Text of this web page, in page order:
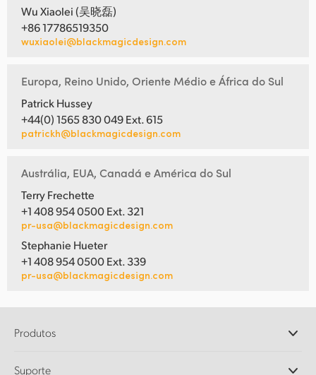
Wu Xiaolei (吴晓磊)
+86 17786519350
wuxiaolei@blackmagicdesign.com
Europa, Reino Unido, Oriente Médio e África do Sul
Patrick Hussey
+44(0) 1565 830 049 Ext. 615
patrickh@blackmagicdesign.com
Austrália, EUA, Canadá e América do Sul
Terry Frechette
+1 408 954 0500 Ext. 321
pr-usa@blackmagicdesign.com
Stephanie Hueter
+1 408 954 0500 Ext. 339
pr-usa@blackmagicdesign.com
Produtos
Suporte